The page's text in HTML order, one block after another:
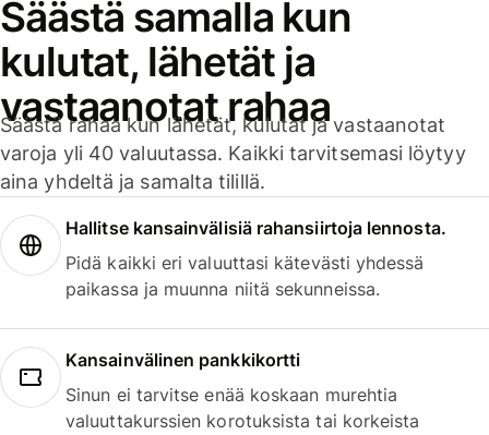
Säästä samalla kun
kulutat, lähetät ja
vastaanotat rahaa
Säästä rahaa kun lähetät, kulutat ja vastaanotat
varoja yli 40 valuutassa. Kaikki tarvitsemasi löytyy
aina yhdeltä ja samalta tilillä.
Hallitse kansainvälisiä rahansiirtoja lennosta.
Pidä kaikki eri valuuttasi kätevästi yhdessä
paikassa ja muunna niitä sekunneissa.
Kansainvälinen pankkikortti
Sinun ei tarvitse enää koskaan murehtia
valuuttakurssien korotuksista tai korkeista